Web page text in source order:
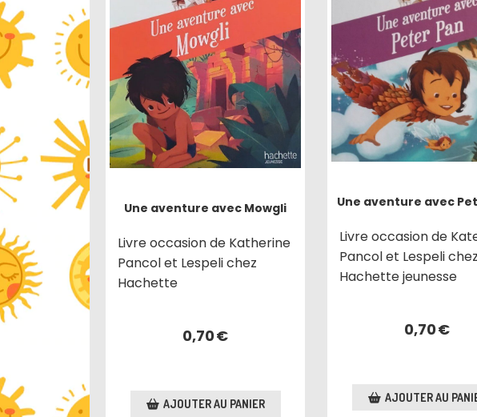
Une aventure avec Mowgli
Livre occasion de Katherine
Pancol et Lespeli chez
Hachette
0,70€
AJOUTER AU PANIER
Une aventure avec
Livre occasion de
Pancol et Lespeli chez
Hachette jeunesse
0,70€
AJOUTER AU